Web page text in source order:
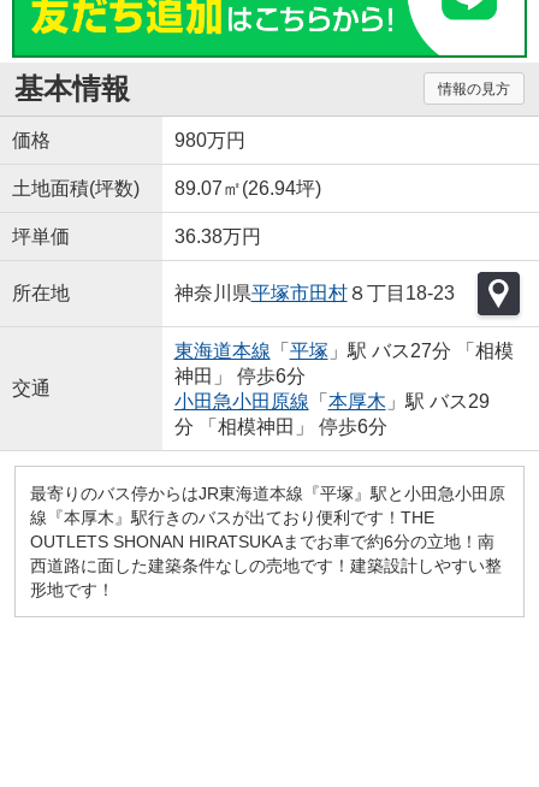
基本情報 情報の見方
価格 980万円
土地面積(坪数) 89.07㎡(26.94坪)
坪単価 36.38万円
所在地 神奈川県平塚市田村８丁目18-23
交通
東海道本線 「 平塚 」駅 バス27分 「相模
神田」 停歩6分
小田急小田原線 「 本厚木 」駅 バス29
分 「相模神田」 停歩6分
最寄りのバス停からはJR東海道本線『平塚』駅と小田急小田原
線『本厚木』駅行きのバスが出ており便利です！THE
OUTLETS SHONAN HIRATSUKAまでお車で約6分の立地！南
西道路に面した建築条件なしの売地です！建築設計しやすい整
形地です！